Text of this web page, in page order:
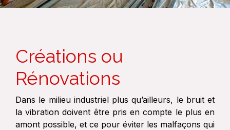
Créations ou
Rénovations
Dans le milieu industriel plus qu’ailleurs, le bruit et
la vibration doivent être pris en compte le plus en
amont possible, et ce pour éviter les malfaçons qui